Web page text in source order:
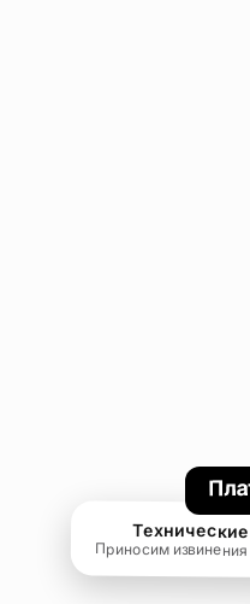
Приносим